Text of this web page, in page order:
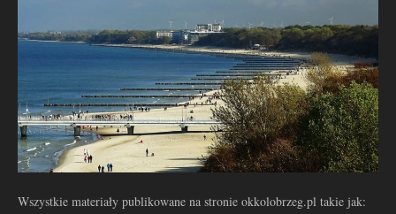
Wszystkie materiały publikowane na stronie okkolobrzeg.pl takie jak: